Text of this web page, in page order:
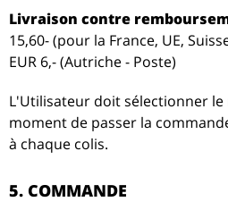
Livraison contre
15,60- (pour la France, UE,
EUR 6,- (Autriche - Poste)
L'Utilisateur doit sélectionner
moment de passer la
à chaque colis.
5. COMMANDE